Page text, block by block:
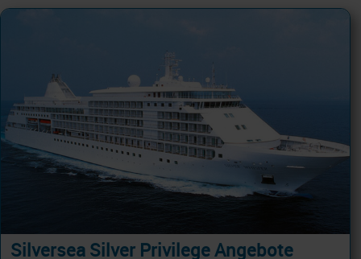
Silversea Silver Privilege Angebote